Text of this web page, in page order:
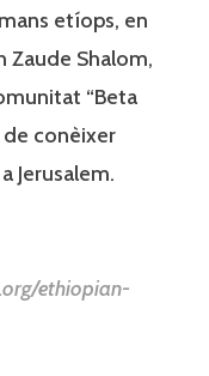
etíops, en
Zaude Shalom,
“Beta
de conèixer
Jerusalem.
ethiopian-